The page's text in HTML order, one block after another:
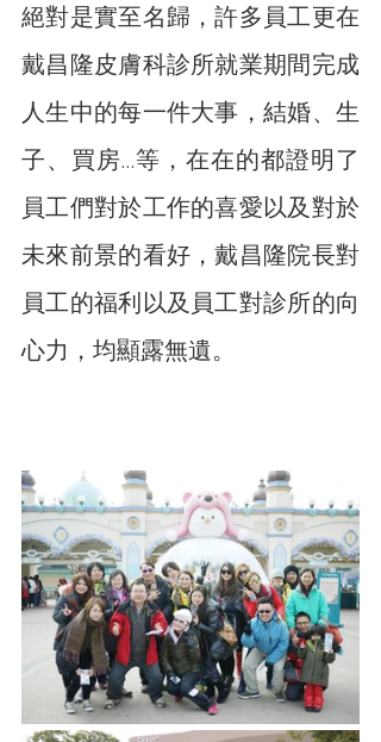
絕對是實至名歸，許多員工更在
戴昌隆皮膚科診所就業期間完成
人生中的每一件大事，結婚、生
子、買房…等，在在的都證明了
員工們對於工作的喜愛以及對於
未來前景的看好，戴昌隆院長對
員工的福利以及員工對診所的向
心力，均顯露無遺。